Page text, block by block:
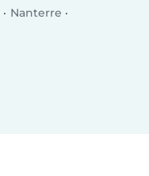
Nanterre